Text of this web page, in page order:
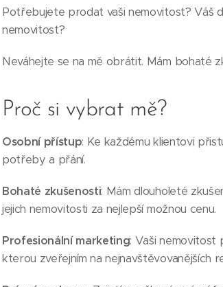
Potřebujete prodat vaši nemovitost? Váš
nemovitost?
Neváhejte se na mě obrátit. Mám bohaté
Proč si vybrat mě?
Osobní přístup: Ke každému klientovi
potřeby a přání.
Bohaté zkušenosti: Mám dlouholeté
jejich nemovitosti za nejlepší možnou cenu.
Profesionální marketing: Vaši nemovitost
kterou zveřejním na nejnavštěvovanějších